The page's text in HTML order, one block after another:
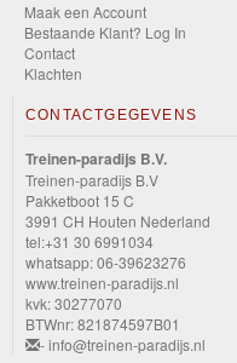
Maak een Account
Bestaande Klant? Log In
Contact
Klachten
CONTACTGEGEVENS
Treinen-paradijs B.V.
Treinen-paradijs B.V
Pakketboot 15 C
3991 CH Houten Nederland
tel:+31 30 6991034
whatsapp: 06-39623276
www.treinen-paradijs.nl
kvk: 30277070
BTWnr: 821874597B01
- info@treinen-paradijs.nl